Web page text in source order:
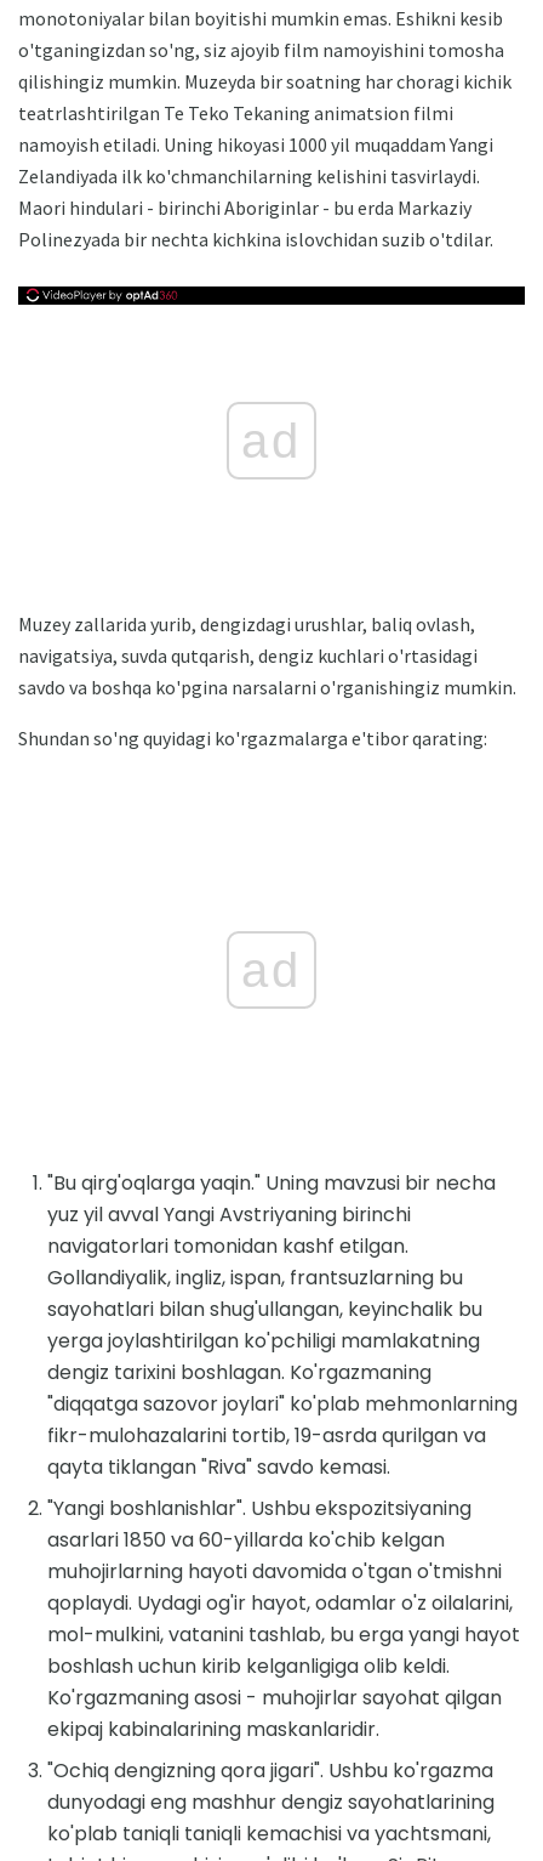
monotoniyalar bilan boyitishi mumkin emas. Eshikni kesib
o'tganingizdan so'ng, siz ajoyib film namoyishini tomosha
qilishingiz mumkin. Muzeyda bir soatning har choragi kichik
teatrlashtirilgan Te Teko Tekaning animatsion filmi
namoyish etiladi. Uning hikoyasi 1000 yil muqaddam Yangi
Zelandiyada ilk ko'chmanchilarning kelishini tasvirlaydi.
Maori hindulari - birinchi Aboriginlar - bu erda Markaziy
Polinezyada bir nechta kichkina islovchidan suzib o'tdilar.
ad
Muzey zallarida yurib, dengizdagi urushlar, baliq ovlash,
navigatsiya, suvda qutqarish, dengiz kuchlari o'rtasidagi
savdo va boshqa ko'pgina narsalarni o'rganishingiz mumkin.
Shundan so'ng quyidagi ko'rgazmalarga e'tibor qarating:
ad
"Bu qirg'oqlarga yaqin." Uning mavzusi bir necha
yuz yil avval Yangi Avstriyaning birinchi
navigatorlari tomonidan kashf etilgan.
Gollandiyalik, ingliz, ispan, frantsuzlarning bu
sayohatlari bilan shug'ullangan, keyinchalik bu
yerga joylashtirilgan ko'pchiligi mamlakatning
dengiz tarixini boshlagan. Ko'rgazmaning
"diqqatga sazovor joylari" ko'plab mehmonlarning
fikr-mulohazalarini tortib, 19-asrda qurilgan va
qayta tiklangan "Riva" savdo kemasi.
"Yangi boshlanishlar". Ushbu ekspozitsiyaning
asarlari 1850 va 60-yillarda ko'chib kelgan
muhojirlarning hayoti davomida o'tgan o'tmishni
qoplaydi. Uydagi og'ir hayot, odamlar o'z oilalarini,
mol-mulkini, vatanini tashlab, bu erga yangi hayot
boshlash uchun kirib kelganligiga olib keldi.
Ko'rgazmaning asosi - muhojirlar sayohat qilgan
ekipaj kabinalarining maskanlaridir.
"Ochiq dengizning qora jigari". Ushbu ko'rgazma
dunyodagi eng mashhur dengiz sayohatlarining
ko'plab taniqli taniqli kemachisi va yachtsmani,